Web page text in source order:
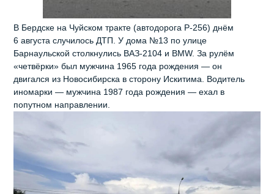
В Бердске на Чуйском тракте (автодорога Р‑256) днём
6 августа случилось ДТП. У дома №13 по улице
Барнаульской столкнулись ВАЗ‑2104 и BMW. За рулём
«четвёрки» был мужчина 1965 года рождения — он
двигался из Новосибирска в сторону Искитима. Водитель
иномарки — мужчина 1987 года рождения — ехал в
попутном направлении.